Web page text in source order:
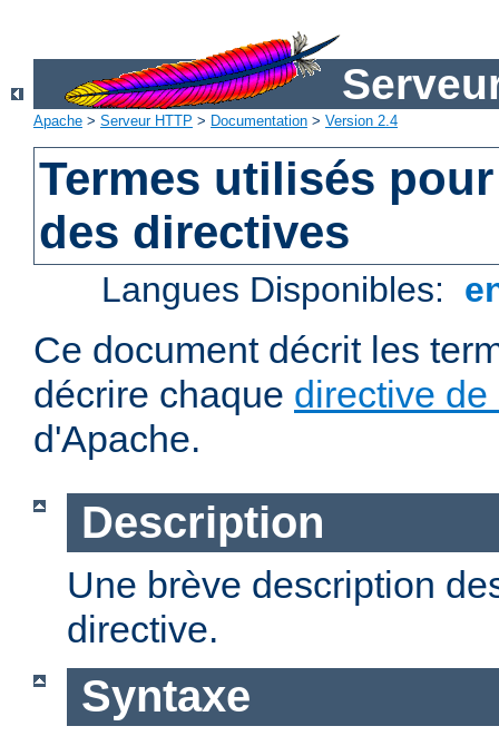
Apache > Serveur HTTP > Documentation > Version 2.4
Termes utilisés
des directives
Langues Disponibles:
Ce document décrit les
décrire chaque directive
d'Apache.
Description
Une brève description
directive.
Syntaxe